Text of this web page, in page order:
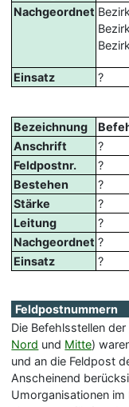
Nachgeordnet
Einsatz ?
Bezeichnung
Anschrift
?
Feldpostnr.
?
Bestehen
?
Stärke
?
Leitung
?
Nachgeordnet ?
Einsatz
?
Feldpostnummern
Die Befehlsstellen der
Nord und Mitte)
und an die Feldpost
Anscheinend
Umorganisationen